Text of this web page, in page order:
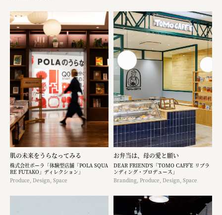
肌の未来をうらなってみる
株式会社ポーラ「体験型店舗「POLA SQUA
RE FUTAKO」ディレクション」
Produce, Design, Space
お弁当は、母の愛と願い
DEAR FRIEND'S「TOMO CAFF’E リブラ
ンディング・プロデュース」
Branding, Produce, Design, Space